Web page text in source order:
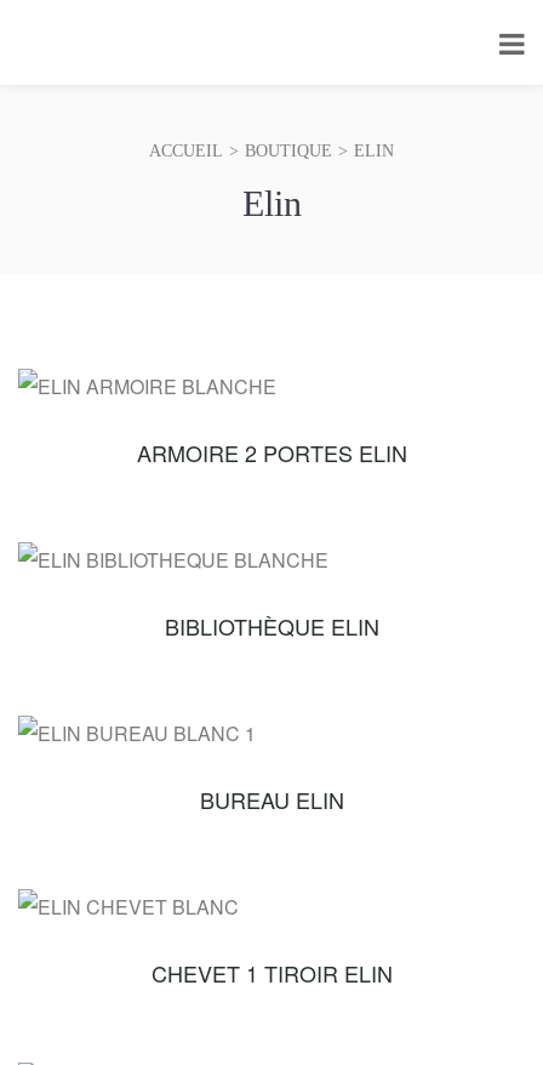
ACCUEIL > BOUTIQUE > ELIN
Elin
ARMOIRE 2 PORTES ELIN
BIBLIOTHÈQUE ELIN
BUREAU ELIN
CHEVET 1 TIROIR ELIN